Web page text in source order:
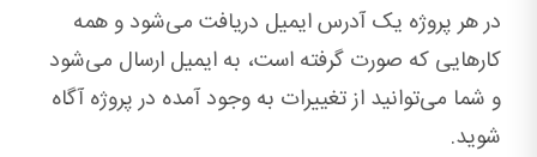
در هر پروژه یک آدرس ایمیل دریافت می‌شود و همه
کارهایی که صورت گرفته است، به ایمیل ارسال می‌شود
و شما می‌توانید از تغییرات به وجود آمده در پروژه آگاه
شوید.